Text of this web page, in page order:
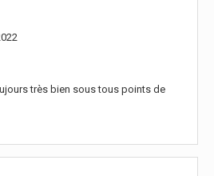
très bien sous tous points de